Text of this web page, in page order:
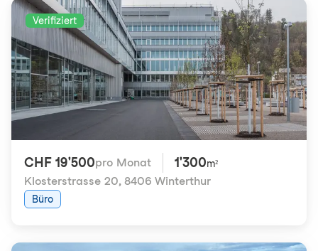
Verifiziert
CHF 19'500pro Monat 1'300m²
Klosterstrasse 20, 8406 Winterthur
Büro